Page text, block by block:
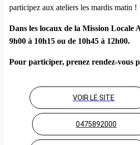
participez aux ateliers les mardis matin !
Dans les locaux de la Mission Locale
9h00 à 10h15 ou de 10h45 à 12h00.
Pour participer, prenez rendez-vous
VOIR LE SITE
0475892000